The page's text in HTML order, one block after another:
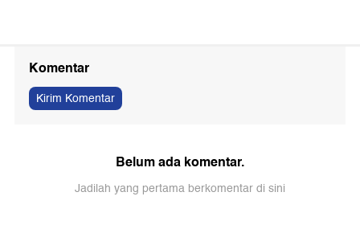
Komentar
Kirim Komentar
Belum ada komentar.
Jadilah yang pertama berkomentar di sini